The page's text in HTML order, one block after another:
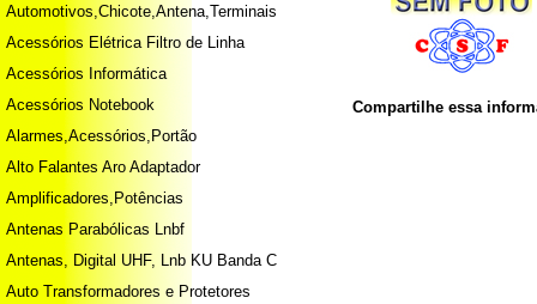
Automotivos,Chicote,Antena,Terminais
Acessórios Elétrica Filtro de Linha
Acessórios Informática
Acessórios Notebook
Alarmes,Acessórios,Portão
Alto Falantes Aro Adaptador
Amplificadores,Potências
Antenas Parabólicas Lnbf
Antenas, Digital UHF, Lnb KU Banda C
Auto Transformadores e Protetores
Compartilhe essa